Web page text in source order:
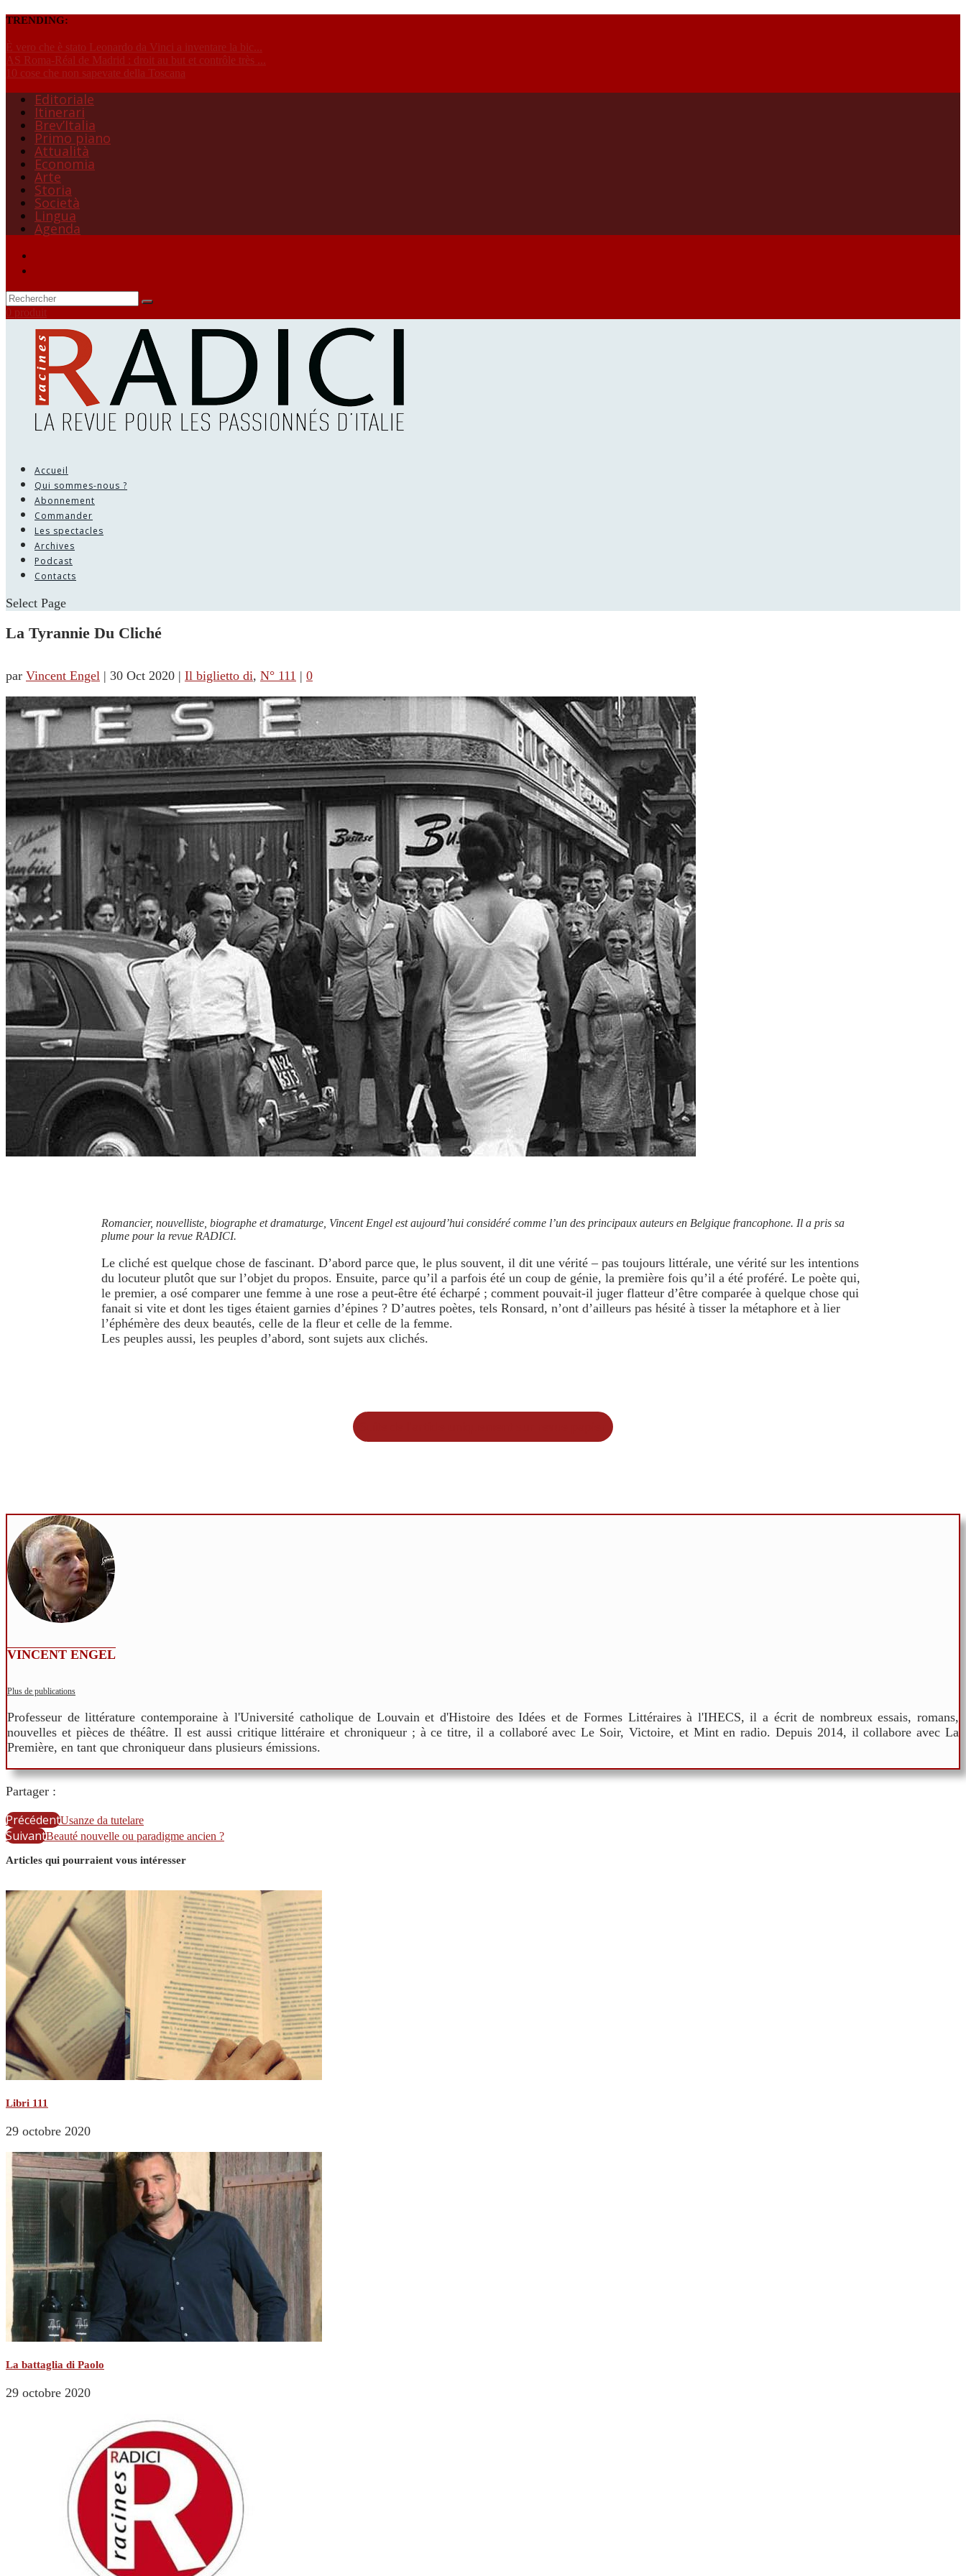
TRENDING:
È vero che è stato Leonardo da Vinci a inventare la bic...
AS Roma-Réal de Madrid : droit au but et contrôle très ...
10 cose che non sapevate della Toscana
Editoriale
Itinerari
Brev’Italia
Primo piano
Attualità
Economia
Arte
Storia
Società
Lingua
Agenda
0 produit
Accueil
Qui sommes-nous ?
Abonnement
Commander
Les spectacles
Archives
Podcast
Contacts
Select Page
La Tyrannie Du Cliché
par Vincent Engel | 30 Oct 2020 | Il biglietto di, N° 111 | 0
Romancier, nouvelliste, biographe et dramaturge, Vincent Engel est aujourd’hui considéré comme l’un des principaux auteurs en Belgique francophone. Il a pris sa
plume pour la revue RADICI.
Le cliché est quelque chose de fascinant. D’abord parce que, le plus souvent, il dit une vérité – pas toujours littérale, une vérité sur les intentions
du locuteur plutôt que sur l’objet du propos. Ensuite, parce qu’il a parfois été un coup de génie, la première fois qu’il a été proféré. Le poète qui,
le premier, a osé comparer une femme à une rose a peut-être été écharpé ; comment pouvait-il juger flatteur d’être comparée à quelque chose qui
fanait si vite et dont les tiges étaient garnies d’épines ? D’autres poètes, tels Ronsard, n’ont d’ailleurs pas hésité à tisser la métaphore et à lier
l’éphémère des deux beautés, celle de la fleur et celle de la femme.
Les peuples aussi, les peuples d’abord, sont sujets aux clichés.
VINCENT ENGEL
Plus de publications
Professeur de littérature contemporaine à l'Université catholique de Louvain et d'Histoire des Idées et de Formes Littéraires à l'IHECS, il a écrit de nombreux essais, romans,
nouvelles et pièces de théâtre. Il est aussi critique littéraire et chroniqueur ; à ce titre, il a collaboré avec Le Soir, Victoire, et Mint en radio. Depuis 2014, il collabore avec La
Première, en tant que chroniqueur dans plusieurs émissions.
Partager :
PrécédentUsanze da tutelare
SuivantBeauté nouvelle ou paradigme ancien ?
Articles qui pourraient vous intéresser
Libri 111
29 octobre 2020
La battaglia di Paolo
29 octobre 2020